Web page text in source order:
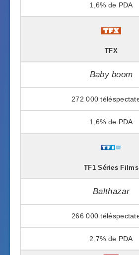
1,6%
TFX
Baby boom
272 000
1,6%
TF1 Séries Films
Balthazar
266 000
2,7%